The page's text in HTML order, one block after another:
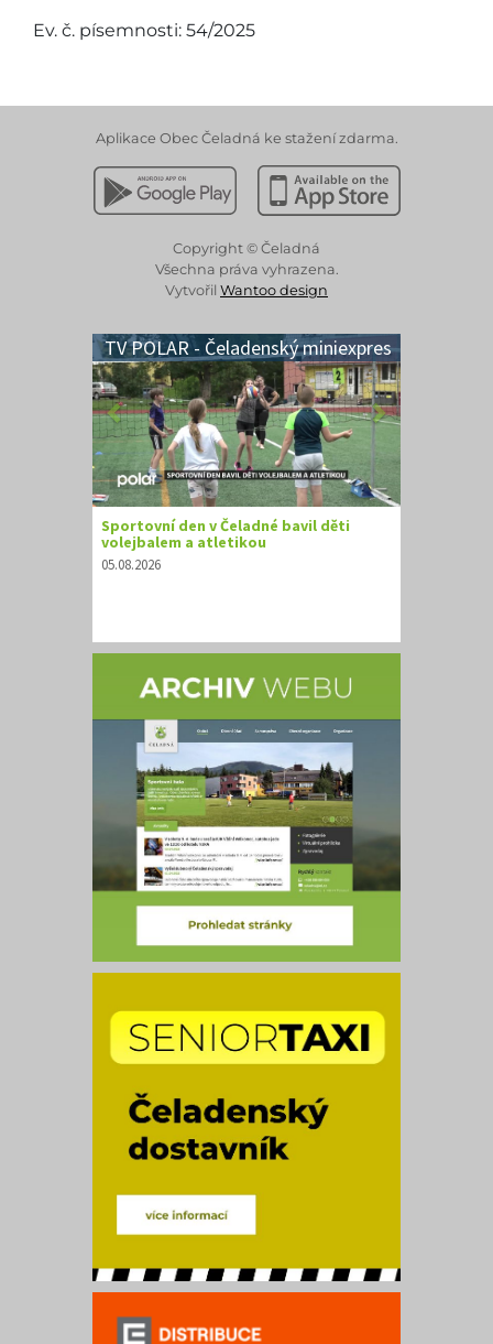
Ev. č. písemnosti: 54/2025
Aplikace Obec Čeladná ke stažení zdarma.
Stáhnout z Google PlayStáhnout z Apple App
Copyright © Čeladná
Všechna práva vyhrazena.
Vytvořil Wantoo design